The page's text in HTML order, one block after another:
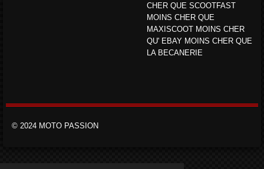
CHER QUE SCOOTFAST
MOINS CHER QUE
MAXISCOOT MOINS CHER
QU' EBAY MOINS CHER QUE
LA BECANERIE
© 2024 MOTO PASSION